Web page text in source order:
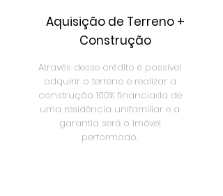
Aquisição de Terreno +
Construção
Através desse crédito é possível
adquirir o terreno e realizar a
construção 100% financiada de
uma residência unifamiliar e a
garantia será o imóvel
performado.